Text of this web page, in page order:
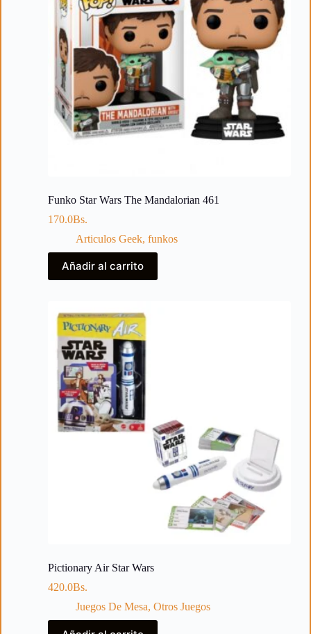
Funko Star Wars The Mandalorian 461
170.0Bs.
Articulos Geek, funkos
Añadir al carrito
Pictionary Air Star Wars
420.0Bs.
Juegos De Mesa, Otros Juegos